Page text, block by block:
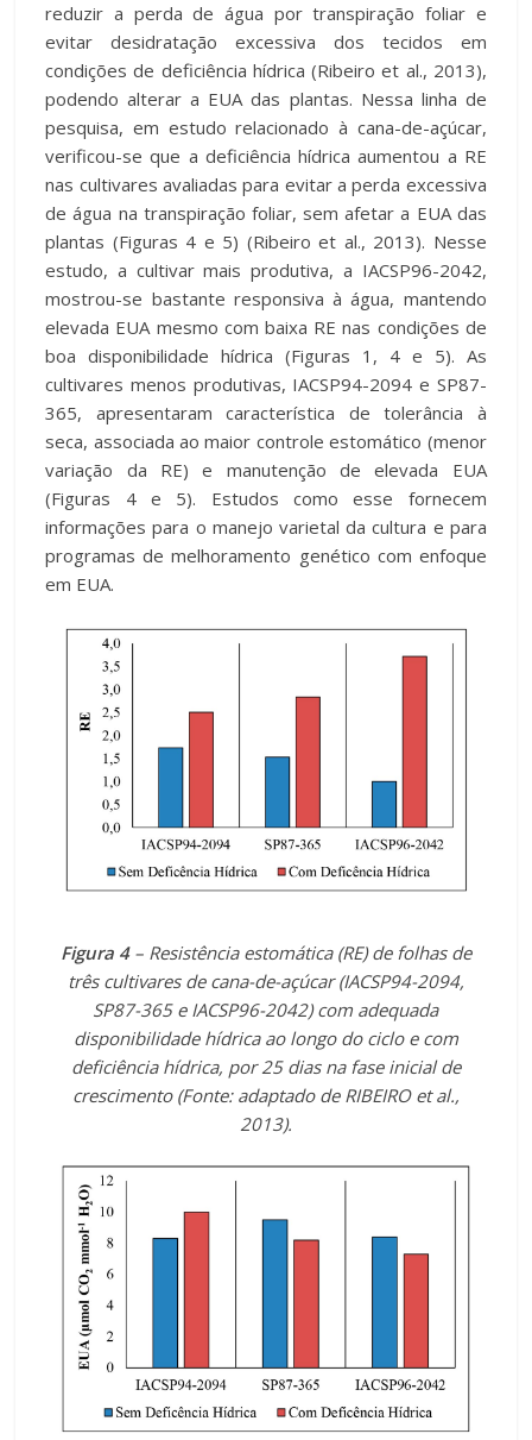
reduzir a perda de água por transpiração foliar e
evitar desidratação excessiva dos tecidos em
condições de deficiência hídrica (Ribeiro et al., 2013),
podendo alterar a EUA das plantas. Nessa linha de
pesquisa, em estudo relacionado à cana-de-açúcar,
verificou-se que a deficiência hídrica aumentou a RE
nas cultivares avaliadas para evitar a perda excessiva
de água na transpiração foliar, sem afetar a EUA das
plantas (Figuras 4 e 5) (Ribeiro et al., 2013). Nesse
estudo, a cultivar mais produtiva, a IACSP96-2042,
mostrou-se bastante responsiva à água, mantendo
elevada EUA mesmo com baixa RE nas condições de
boa disponibilidade hídrica (Figuras 1, 4 e 5). As
cultivares menos produtivas, IACSP94-2094 e SP87-
365, apresentaram característica de tolerância à
seca, associada ao maior controle estomático (menor
variação da RE) e manutenção de elevada EUA
(Figuras 4 e 5). Estudos como esse fornecem
informações para o manejo varietal da cultura e para
programas de melhoramento genético com enfoque
em EUA.
Figura 4– Resistência estomática (RE) de folhas de
três cultivares de cana-de-açúcar (IACSP94-2094,
SP87-365 e IACSP96-2042) com adequada
disponibilidade hídrica ao longo do ciclo e com
deficiência hídrica, por 25 dias na fase inicial de
crescimento (Fonte: adaptado de RIBEIRO et al.,
2013).